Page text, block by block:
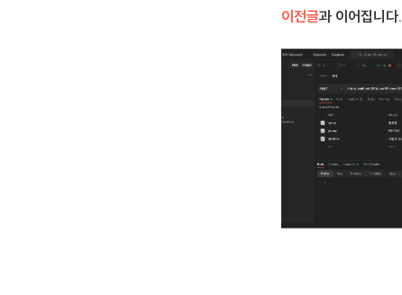
이전글과 이어집니다.